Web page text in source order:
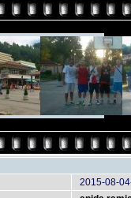
2015-08-